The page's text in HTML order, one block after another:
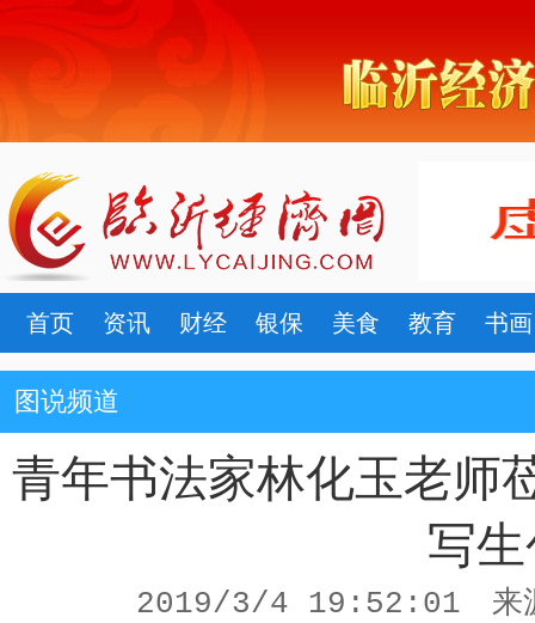
首页 资讯 财经 银保 美食 教育 书画
图说频道
青年书法家林化玉老师
写
2019/3/4 19:52:01 来